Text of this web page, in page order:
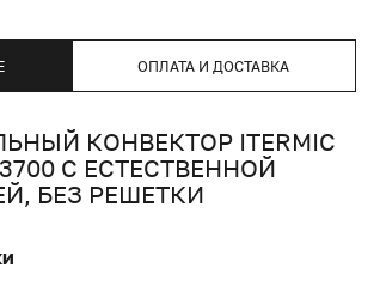
ОПЛАТА И ДОСТАВКА
КОНВЕКТОР ITERMIC
С ЕСТЕСТВЕННОЙ
БЕЗ РЕШЕТКИ